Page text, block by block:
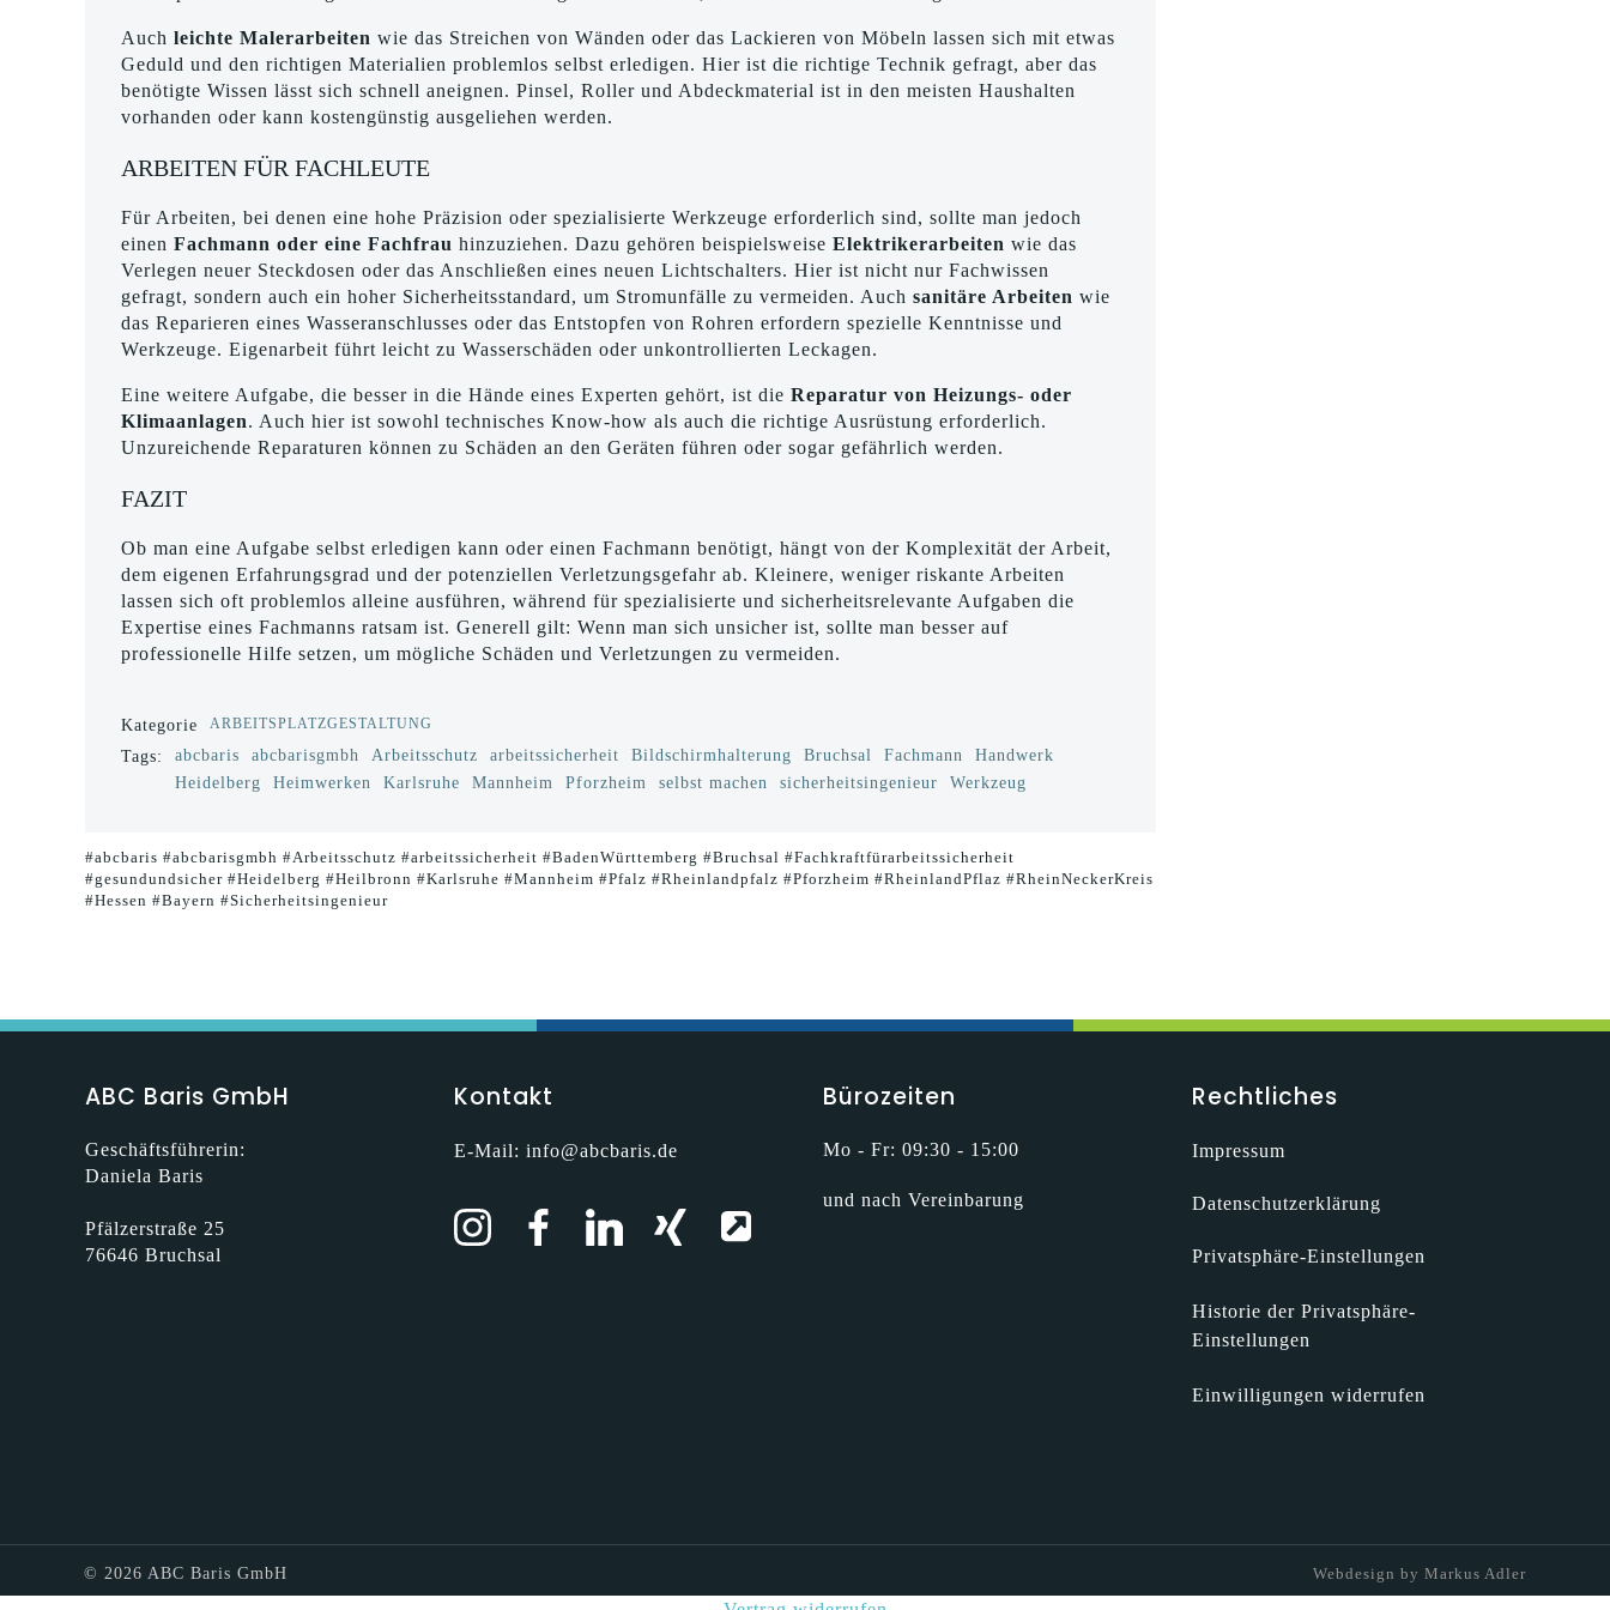
Auch leichte Malerarbeiten wie das Streichen von Wänden oder das Lackieren von Möbeln lassen sich mit etwas
Geduld und den richtigen Materialien problemlos selbst erledigen. Hier ist die richtige Technik gefragt, aber das
benötigte Wissen lässt sich schnell aneignen. Pinsel, Roller und Abdeckmaterial ist in den meisten Haushalten
vorhanden oder kann kostengünstig ausgeliehen werden.
ARBEITEN FÜR FACHLEUTE
Für Arbeiten, bei denen eine hohe Präzision oder spezialisierte Werkzeuge erforderlich sind, sollte man jedoch
einen Fachmann oder eine Fachfrau hinzuziehen. Dazu gehören beispielsweise Elektrikerarbeiten wie das
Verlegen neuer Steckdosen oder das Anschließen eines neuen Lichtschalters. Hier ist nicht nur Fachwissen
gefragt, sondern auch ein hoher Sicherheitsstandard, um Stromunfälle zu vermeiden. Auch sanitäre Arbeiten wie
das Reparieren eines Wasseranschlusses oder das Entstopfen von Rohren erfordern spezielle Kenntnisse und
Werkzeuge. Eigenarbeit führt leicht zu Wasserschäden oder unkontrollierten Leckagen.
Eine weitere Aufgabe, die besser in die Hände eines Experten gehört, ist die Reparatur von Heizungs- oder
Klimaanlagen. Auch hier ist sowohl technisches Know-how als auch die richtige Ausrüstung erforderlich.
Unzureichende Reparaturen können zu Schäden an den Geräten führen oder sogar gefährlich werden.
FAZIT
Ob man eine Aufgabe selbst erledigen kann oder einen Fachmann benötigt, hängt von der Komplexität der Arbeit,
dem eigenen Erfahrungsgrad und der potenziellen Verletzungsgefahr ab. Kleinere, weniger riskante Arbeiten
lassen sich oft problemlos alleine ausführen, während für spezialisierte und sicherheitsrelevante Aufgaben die
Expertise eines Fachmanns ratsam ist. Generell gilt: Wenn man sich unsicher ist, sollte man besser auf
professionelle Hilfe setzen, um mögliche Schäden und Verletzungen zu vermeiden.
Kategorie ARBEITSPLATZGESTALTUNG
Tags: abcbaris abcbarisgmbh Arbeitsschutz arbeitssicherheit Bildschirmhalterung Bruchsal Fachmann
Handwerk
Heidelberg
Heimwerken Karlsruhe Mannheim Pforzheim selbst machen sicherheitsingenieur Werkzeug
#abcbaris #abcbarisgmbh #Arbeitsschutz #arbeitssicherheit #BadenWürttemberg #Bruchsal #Fachkraftfürarbeitssicherheit
#gesundundsicher #Heidelberg #Heilbronn #Karlsruhe #Mannheim #Pfalz #Rheinlandpfalz #Pforzheim #RheinlandPflaz #RheinNeckerKreis
#Hessen #Bayern #Sicherheitsingenieur
ABC Baris GmbH
Geschäftsführerin:
Daniela Baris
Pfälzerstraße 25
76646 Bruchsal
Kontakt
E-Mail: info@abcbaris.de
Bürozeiten
Mo - Fr: 09:30 - 15:00
und nach Vereinbarung
Rechtliches
Impressum
Datenschutzerklärung
Privatsphäre-Einstellungen
Historie der Privatsphäre-
Einstellungen
Einwilligungen widerrufen
© 2026 ABC Baris GmbH Webdesign by Markus Adler